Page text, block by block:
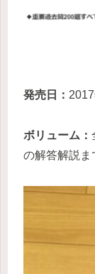
発売日：
ボリューム：
の解答解説ま